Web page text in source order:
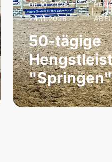
06.10.2026 –
24.11.2026
|
50-tägige
"Springen"